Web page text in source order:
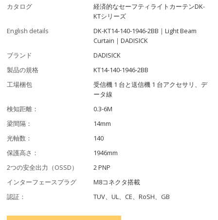
カタログ
経済的なセーフティライトカーテンDK-
KTシリーズ
English details
DK-KT14-140-1946-2BB｜Light Beam
Curtain｜DADISICK
ブランド
DADISICK
製品の規格
KT14-140-1946-2BB
工場梱包
受信機 1 台と送信機 1 台アクセサリ、デ
ータ線
検知距離：
0.3-6M
梁間隔：
14mm
光軸数：
140
保護高さ：
1946mm
2つの安全出力（OSSD）
2 PNP
インターフェースプラグ
M8コネクタ搭載
認証：
TUV、UL、CE、RoSH、GB